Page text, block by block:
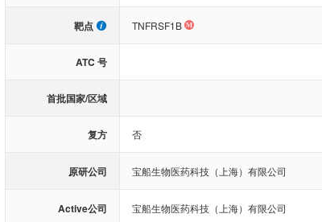
靶点 TNFRSF1B
ATC 号
首批国家/区域
复方 否
原研公司 宝船生物医药科技（上海）有限公司
Active公司 宝船生物医药科技（上海）有限公司